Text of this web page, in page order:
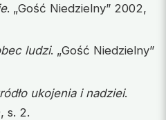
. „Gość Niedzielny” 2002,
ludzi. „Gość Niedzielny”
ukojenia i nadziei.
s. 2.